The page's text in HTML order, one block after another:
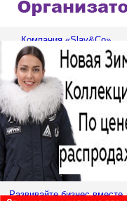
Компания «Slav&Co»
приглашает к
сотрудничеству
Организаторов
Совместных покупок!
Развивайте бизнес вместе